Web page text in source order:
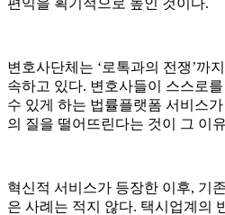
변호사단체는 ‘로톡과의 전쟁’까
속하고 있다. 변호사들이 스스로
수 있게 하는 법률플랫폼 서비스
의 질을 떨어뜨린다는 것이 그 이
혁신적 서비스가 등장한 이후, 기
은 사례는 적지 않다. 택시업계의